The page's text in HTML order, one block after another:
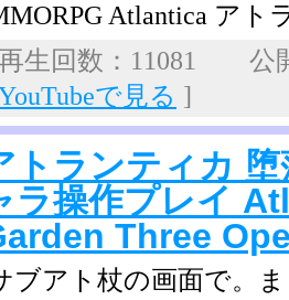
Atlantica アト
生回数：11081 公
で見る ]
トランティカ
ラ操作プレイ
Three
ブアト杖の画面で。